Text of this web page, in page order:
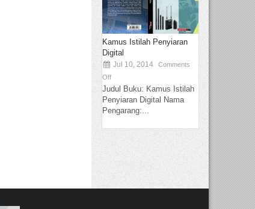
Kamus Istilah Penyiaran
Digital
Jul 10, 2014
Comments
Off
Judul Buku: Kamus Istilah
Penyiaran Digital Nama
Pengarang:...